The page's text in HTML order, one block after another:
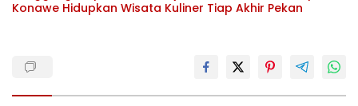
Konawe Hidupkan Wisata Kuliner Tiap Akhir Pekan